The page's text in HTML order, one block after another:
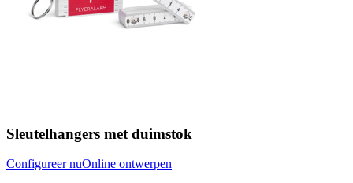
Sleutelhangers met duimstok
Configureer nuOnline ontwerpen